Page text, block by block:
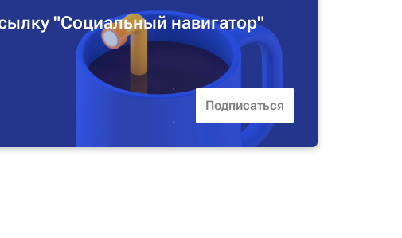
"Социальный навигатор"